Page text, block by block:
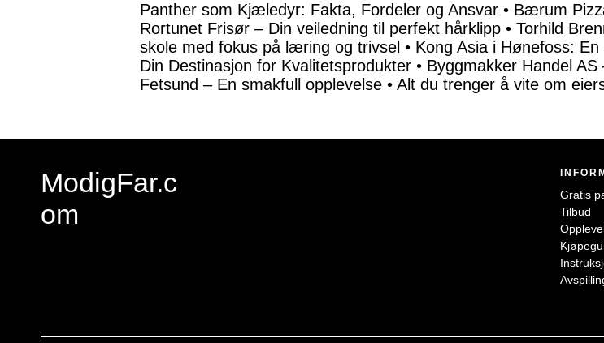
Panther som Kjæledyr: Fakta, Fordeler og Ansvar • Bærum
Rortunet Frisør – Din veiledning til perfekt hårklipp • Torhild
skole med fokus på læring og trivsel • Kong Asia i Hønefoss:
Din Destinasjon for Kvalitetsprodukter • Byggmakker Handel
Fetsund – En smakfull opplevelse • Alt du trenger å vite om
ModigFar.c
om
Gratis
Tilbud